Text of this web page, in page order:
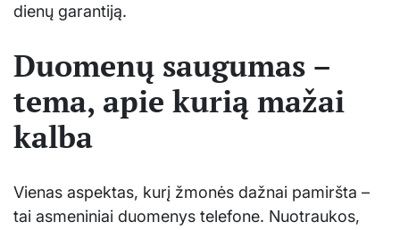
dienų garantiją.
Duomenų saugumas –
tema, apie kurią mažai
kalba
Vienas aspektas, kurį žmonės dažnai pamiršta –
tai asmeniniai duomenys telefone. Nuotraukos,